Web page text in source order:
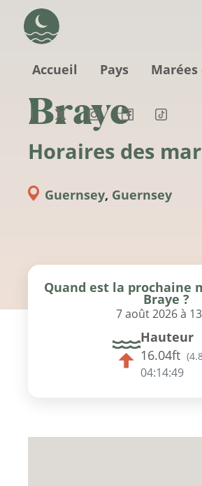
Accueil
Pays
Braye
Horaires des
Guernsey, Guernsey
Quand est la prochaine
Braye ?
7 août 2026 à
Hauteur
16.04ft (
04:14:48